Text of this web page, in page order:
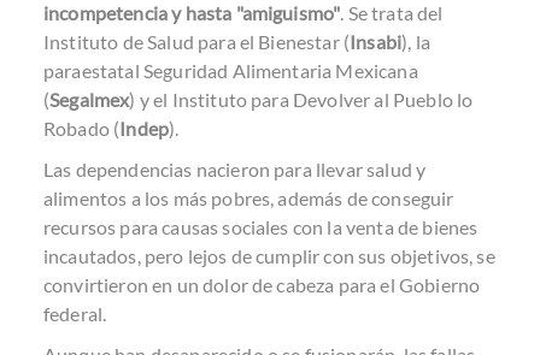
incompetencia y hasta "amiguismo". Se trata del
Instituto de Salud para el Bienestar (Insabi), la
paraestatal Seguridad Alimentaria Mexicana
(Segalmex) y el Instituto para Devolver al Pueblo lo
Robado (Indep).
Las dependencias nacieron para llevar salud y
alimentos a los más pobres, además de conseguir
recursos para causas sociales con la venta de bienes
incautados, pero lejos de cumplir con sus objetivos, se
convirtieron en un dolor de cabeza para el Gobierno
federal.